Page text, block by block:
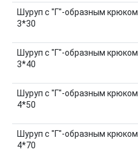
Шуруп с "Г"-образным крюком
3*30
Шуруп с "Г"-образным крюком
3*40
Шуруп с "Г"-образным крюком
4*50
Шуруп с "Г"-образным крюком
4*70